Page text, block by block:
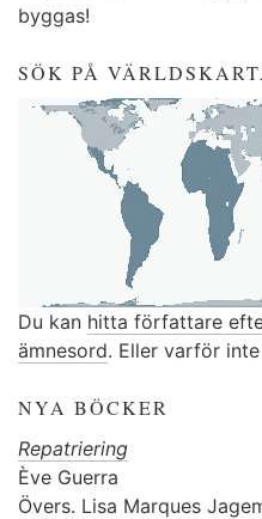
byggas!
SÖK PÅ
Du kan hitta författare
ämnesord. Eller varför
NYA BÖCKER
Repatriering
Ève Guerra
Övers. Lisa Marques